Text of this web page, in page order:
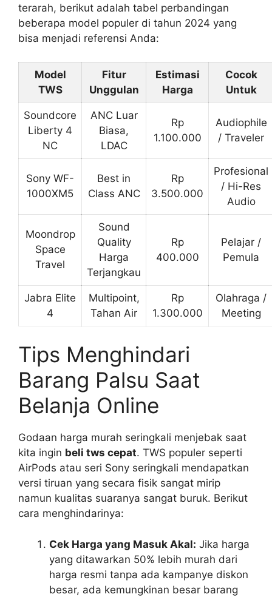
terarah, berikut adalah tabel perbandingan
beberapa model populer di tahun 2024 yang
bisa menjadi referensi Anda:
Model
TWS
Fitur
Unggulan
Estimasi
Harga
Cocok
Untuk
Soundcore
Liberty 4
NC
ANC Luar
Biasa,
LDAC
Rp
1.100.000
Audiophile
/ Traveler
Sony WF-
1000XM5
Best in
Class ANC
Rp
3.500.000
Profesional
/ Hi-Res
Audio
Moondrop
Space
Travel
Sound
Quality
Harga
Terjangkau
Rp
400.000
Pelajar /
Pemula
Jabra Elite
4
Multipoint,
Tahan Air
Rp
1.300.000
Olahraga /
Meeting
Tips Menghindari
Barang Palsu Saat
Belanja Online
Godaan harga murah seringkali menjebak saat
kita ingin beli tws cepat. TWS populer seperti
AirPods atau seri Sony seringkali mendapatkan
versi tiruan yang secara fisik sangat mirip
namun kualitas suaranya sangat buruk. Berikut
cara menghindarinya:
Cek Harga yang Masuk Akal: Jika harga
yang ditawarkan 50% lebih murah dari
harga resmi tanpa ada kampanye diskon
besar, ada kemungkinan besar barang